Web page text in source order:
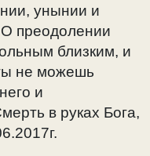
унынии и
О преодолении
близким, и
не можешь
и
в руках Бога,